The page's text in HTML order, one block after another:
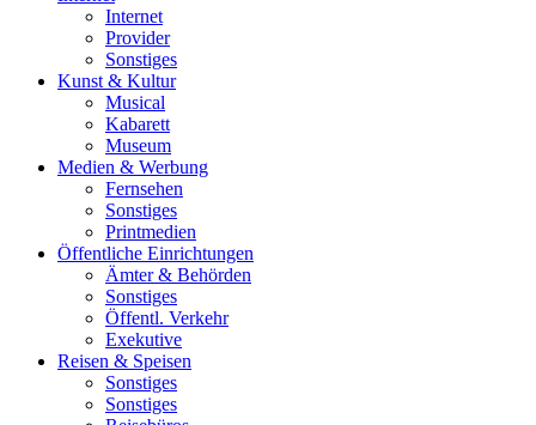
Internet
Provider
Sonstiges
Kunst & Kultur
Musical
Kabarett
Museum
Medien & Werbung
Fernsehen
Sonstiges
Printmedien
Öffentliche Einrichtungen
Ämter & Behörden
Sonstiges
Öffentl. Verkehr
Exekutive
Reisen & Speisen
Sonstiges
Sonstiges